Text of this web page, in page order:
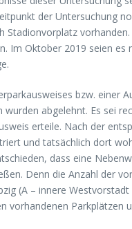
der Untersuchung
Im Oktober 2019 seien
bzw.
abgelehnt. Es sei
erteile. Nach der
und tatsächlich dort
dass eine
Denn die Anzahl der
(A – innere